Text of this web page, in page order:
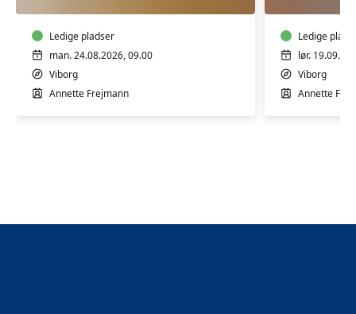
mere
tryg
i
en
Ledige pladser
man. 24.08.2026, 09.00
Viborg
Annette Frejmann
tegning
på
iPad
Ledige
lør.
Viborg
Annette